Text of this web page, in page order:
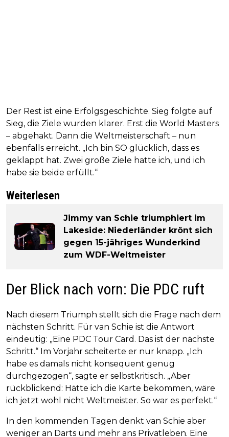
Der Rest ist eine Erfolgsgeschichte. Sieg folgte auf
Sieg, die Ziele wurden klarer. Erst die World Masters
– abgehakt. Dann die Weltmeisterschaft – nun
ebenfalls erreicht. „Ich bin SO glücklich, dass es
geklappt hat. Zwei große Ziele hatte ich, und ich
habe sie beide erfüllt.“
Weiterlesen
Jimmy van Schie triumphiert im
Lakeside: Niederländer krönt sich
gegen 15-jähriges Wunderkind
zum WDF-Weltmeister
Der Blick nach vorn: Die PDC ruft
Nach diesem Triumph stellt sich die Frage nach dem
nächsten Schritt. Für van Schie ist die Antwort
eindeutig: „Eine PDC Tour Card. Das ist der nächste
Schritt.“ Im Vorjahr scheiterte er nur knapp. „Ich
habe es damals nicht konsequent genug
durchgezogen“, sagte er selbstkritisch. „Aber
rückblickend: Hätte ich die Karte bekommen, wäre
ich jetzt wohl nicht Weltmeister. So war es perfekt.“
In den kommenden Tagen denkt van Schie aber
weniger an Darts und mehr ans Privatleben. Eine